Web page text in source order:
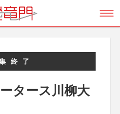
終了
タース川柳大